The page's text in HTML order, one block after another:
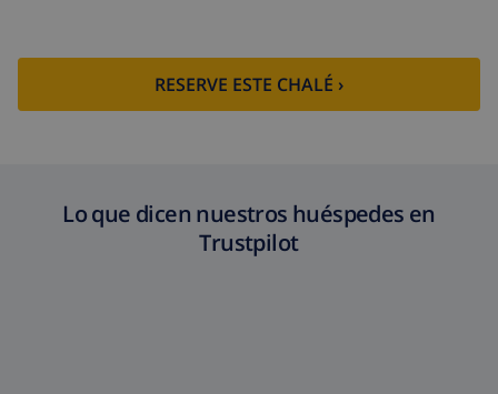
RESERVE ESTE CHALÉ ›
Lo que dicen nuestros huéspedes en
Trustpilot